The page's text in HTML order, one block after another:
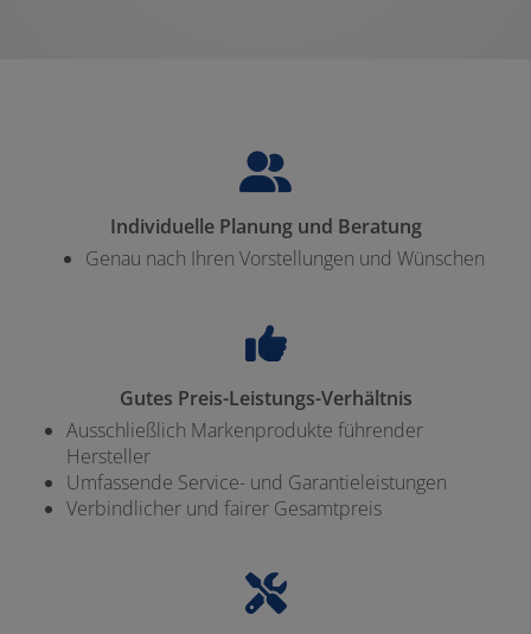
Individuelle Planung und Beratung
Genau nach Ihren Vorstellungen und Wünschen
Gutes Preis-Leistungs-Verhältnis
Ausschließlich Markenprodukte führender
Hersteller
Umfassende Service- und Garantieleistungen
Verbindlicher und fairer Gesamtpreis